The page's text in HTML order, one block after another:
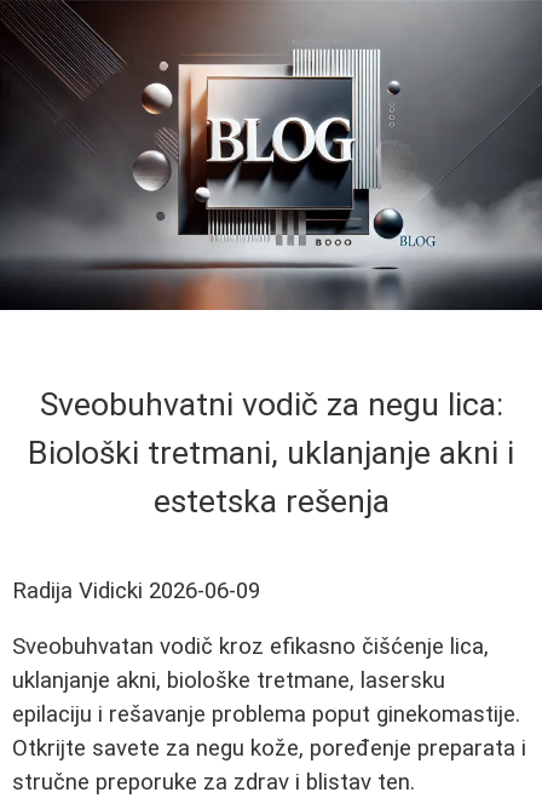
Sveobuhvatni vodič za negu lica:
Biološki tretmani, uklanjanje akni i
estetska rešenja
Radija Vidicki 2026-06-09
Sveobuhvatan vodič kroz efikasno čišćenje lica,
uklanjanje akni, biološke tretmane, lasersku
epilaciju i rešavanje problema poput ginekomastije.
Otkrijte savete za negu kože, poređenje preparata i
stručne preporuke za zdrav i blistav ten.